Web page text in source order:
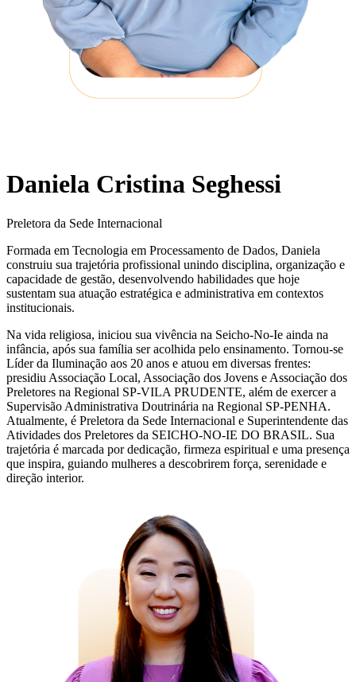
Daniela Cristina Seghessi
Preletora da Sede Internacional
Formada em Tecnologia em Processamento de Dados, Daniela
construiu sua trajetória profissional unindo disciplina, organização e
capacidade de gestão, desenvolvendo habilidades que hoje
sustentam sua atuação estratégica e administrativa em contextos
institucionais.
Na vida religiosa, iniciou sua vivência na Seicho-No-Ie ainda na
infância, após sua família ser acolhida pelo ensinamento. Tornou-se
Líder da Iluminação aos 20 anos e atuou em diversas frentes:
presidiu Associação Local, Associação dos Jovens e Associação dos
Preletores na Regional SP-VILA PRUDENTE, além de exercer a
Supervisão Administrativa Doutrinária na Regional SP-PENHA.
Atualmente, é Preletora da Sede Internacional e Superintendente das
Atividades dos Preletores da SEICHO-NO-IE DO BRASIL. Sua
trajetória é marcada por dedicação, firmeza espiritual e uma presença
que inspira, guiando mulheres a descobrirem força, serenidade e
direção interior.